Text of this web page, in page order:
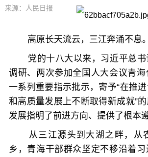
来源：人民日报
高原长天流云，三江奔涌不息。
党的十八大以来，习近平总
调研、两次参加全国人大会议青
一系列重要指示批示，寄予“在推
和高质量发展上不断取得新成就”
发展指明了前进方向、提供了根本遵
从三江源头到大湖之畔，从
乡，青海干部群众坚定不移沿着